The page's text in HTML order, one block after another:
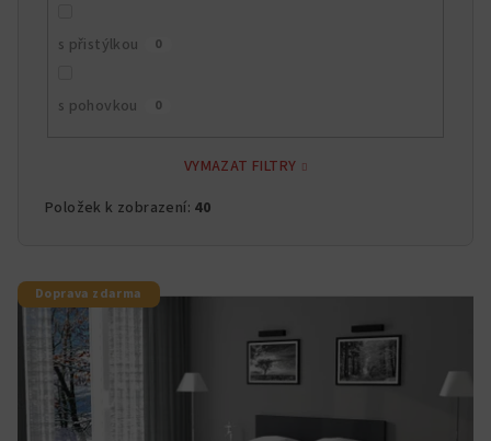
s přistýlkou 0
s pohovkou 0
VYMAZAT FILTRY
Položek k zobrazení: 40
V
ý
Doprava zdarma